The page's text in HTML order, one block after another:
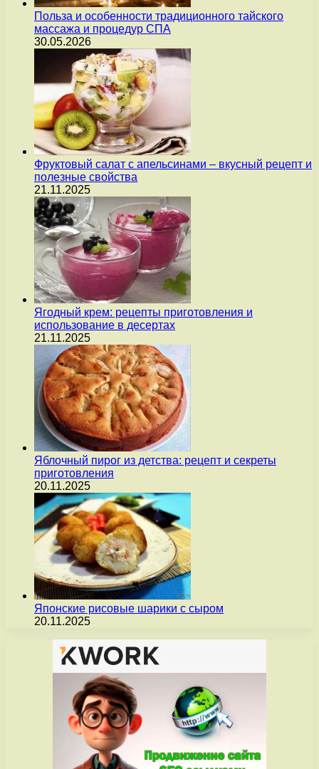
Польза и особенности традиционного тайского
массажа и процедур СПА
30.05.2026
Фруктовый салат с апельсинами – вкусный рецепт и
полезные свойства
21.11.2025
Ягодный крем: рецепты приготовления и
использование в десертах
21.11.2025
Яблочный пирог из детства: рецепт и секреты
приготовления
20.11.2025
Японские рисовые шарики с сыром
20.11.2025